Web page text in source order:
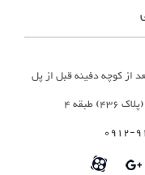
از کوچه دفینه قبل از پل
4